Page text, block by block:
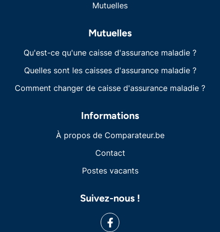
Mutuelles
Mutuelles
Qu'est-ce qu'une caisse d'assurance maladie ?
Quelles sont les caisses d'assurance maladie ?
Comment changer de caisse d'assurance maladie ?
Informations
À propos de Comparateur.be
Contact
Postes vacants
Suivez-nous !